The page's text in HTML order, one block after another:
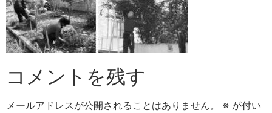
コメントを残す
メールアドレスが公開されることはありません。 ※ が付い